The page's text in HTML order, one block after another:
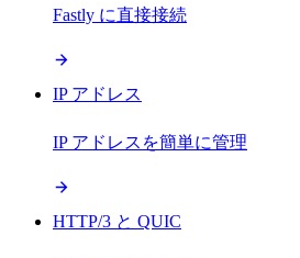
Fastly に直接接続
IP アドレス
IP アドレスを簡単に管理
HTTP/3 と QUIC